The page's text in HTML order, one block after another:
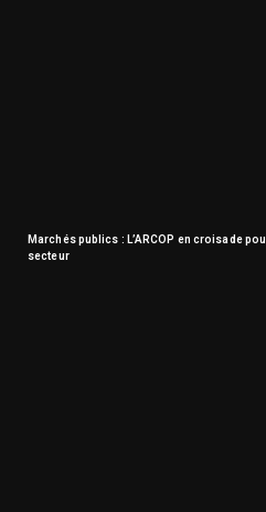
Marchés publics : L’ARCOP en croisade
secteur